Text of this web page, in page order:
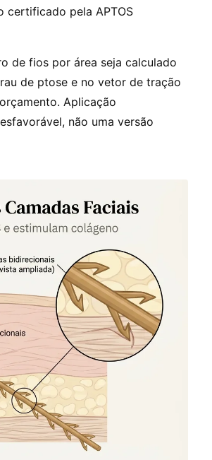
certificado pela APTOS
de fios por área seja calculado
de ptose e no vetor de tração
Aplicação
não uma versão